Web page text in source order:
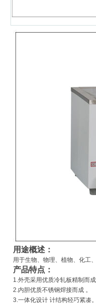
用途概述：
用于生物、物理、植物、化工
产品特点：
1.外壳采用优质冷轧板精制而成
2.内胆优质不锈钢焊接而成 。
3.一体化设计 计结构轻巧紧凑。